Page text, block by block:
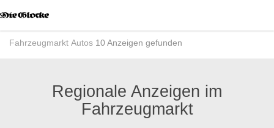
Modus
aktivieren
zurFahrzeugmarkt Autos 10 Anzeigen gefunden
Regionale Anzeigen im
Fahrzeugmarkt